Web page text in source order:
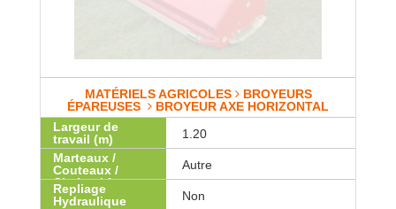
MATÉRIELS AGRICOLES BROYEURS
ÉPAREUSES
BROYEUR AXE HORIZONTAL
Largeur de
travail (m)
1.20
Marteaux /
Couteaux /
Chaine / Autre
Autre
Repliage
Hydraulique
Non